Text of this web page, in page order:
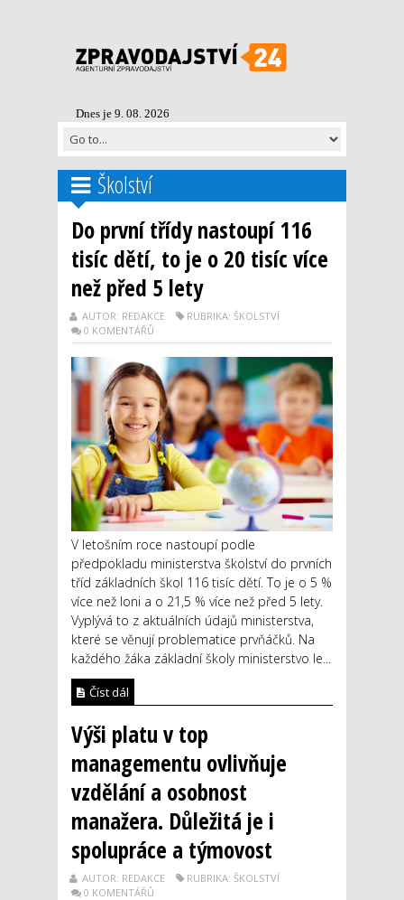
Dnes je 9. 08. 2026
Školství
Do první třídy nastoupí 116
tisíc dětí, to je o 20 tisíc více
než před 5 lety
AUTOR: REDAKCE
RUBRIKA: ŠKOLSTVÍ
0 KOMENTÁŘŮ
V letošním roce nastoupí podle
předpokladu ministerstva školství do prvních
tříd základních škol 116 tisíc dětí. To je o 5 %
více než loni a o 21,5 % více než před 5 lety.
Vyplývá to z aktuálních údajů ministerstva,
které se věnují problematice prvňáčků. Na
každého žáka základní školy ministerstvo le...
Číst dál
Výši platu v top
managementu ovlivňuje
vzdělání a osobnost
manažera. Důležitá je i
spolupráce a týmovost
AUTOR: REDAKCE
RUBRIKA: ŠKOLSTVÍ
0 KOMENTÁŘŮ